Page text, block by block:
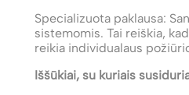
Specializuota paklausa:
sistemomis. Tai reiškia,
reikia individualaus
Iššūkiai, su kuriais